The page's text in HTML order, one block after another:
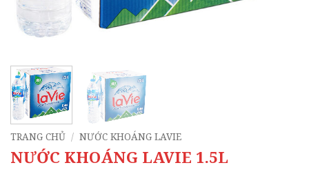
TRANG CHỦ / NƯỚC KHOÁNG LAVIE
NƯỚC KHOÁNG LAVIE 1.5L